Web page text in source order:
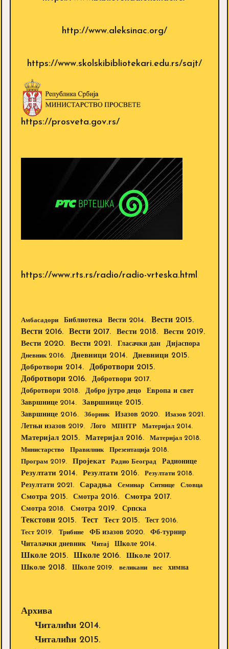
http://www.aleksinac.org/
https://www.skolskibibliotekari.edu.rs/sajt/
https://prosveta.gov.rs/
https://www.rts.rs/radio/radio-vrteska.html
Амбасадори Библиотека Вести 2014.
Вести 2015.
Вести 2016.
Вести 2017. Вести 2018.
Вести 2019.
Вести 2020.
Вести 2021. Гласачки дан Дијаспора
Дневник 2016. Дневници 2014.
Дневници 2015.
Добротвори 2014.
Добротвори 2015.
Добротвори 2016.
Добротвори 2017.
Добротвори 2018.
Добро јутро децо Европа и свет
Завршнице 2014.
Завршнице 2015.
Завршнице 2016.
Зборник Изазов 2020.
Изазов 2021.
Летњи изазов 2019.
Лого МПНТР Материјал 2014.
Материјал 2015. Материјал 2016.
Материјал 2018.
Министарство
Правилник
Презентација 2018.
Програм 2019.
Пројекат Радио Београд
Радионице
Резултати 2014.
Резултати 2016. Резултати 2018.
Резултати 2021. Сарадња Семинар Ситнице Словца
Смотра 2015. Смотра 2016. Смотра 2017.
Смотра 2018. Смотра 2019. Српска
Текстови 2015. Тест Тест 2015.
Тест 2016.
Тест 2019.
Трибине ФБ изазов 2020.
Фб-турнир
Читалачки дневник
Читај Школе 2014.
Школе 2015. Школе 2016.
Школе 2017.
Школе 2018.
Школе 2019. великани вес химна
Архива
Читалићи 2014.
Читалићи 2015.